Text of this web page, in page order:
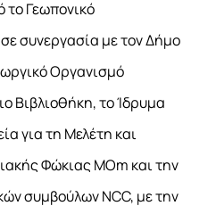
το Γεωπονικό
συνεργασία με τον Δήμο
Οργανισμό
Βιβλιοθήκη, το Ίδρυμα
για τη Μελέτη και
Φώκιας MΟm και την
συμβούλων NCC, με την